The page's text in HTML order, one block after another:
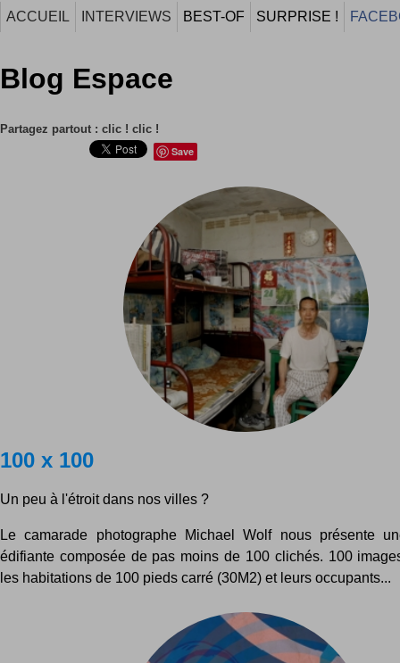
ACCUEIL INTERVIEWS BEST-OF SURPRISE !
Blog Espace
Partagez partout : clic ! clic !
Save
100 x 100
Un peu à l'étroit dans nos villes ?
Le camarade photographe Michael Wolf nous présente
édifiante composée de pas moins de 100 clichés. 100
les habitations de 100 pieds carré (30M2) et leurs occupants...